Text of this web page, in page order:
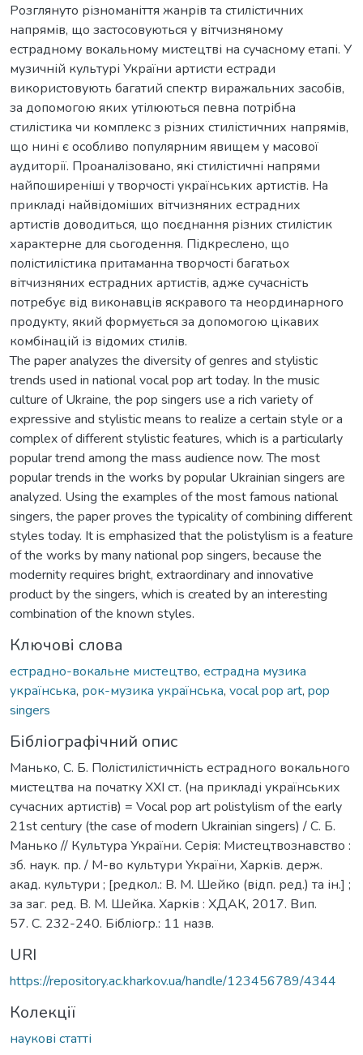
Розглянуто різноманіття жанрів та стилістичних
напрямів, що застосовуються у вітчизняному
естрадному вокальному мистецтві на сучасному етапі. У
музичній культурі України артисти естради
використовують багатий спектр виражальних засобів,
за допомогою яких утілюються певна потрібна
стилістика чи комплекс з різних стилістичних напрямів,
що нині є особливо популярним явищем у масової
аудиторії. Проаналізовано, які стилістичні напрями
найпоширеніші у творчості українських артистів. На
прикладі найвідоміших вітчизняних естрадних
артистів доводиться, що поєднання різних стилістик
характерне для сьогодення. Підкреслено, що
полістилістика притаманна творчості багатьох
вітчизняних естрадних артистів, адже сучасність
потребує від виконавців яскравого та неординарного
продукту, який формується за допомогою цікавих
комбінацій із відомих стилів.
The paper analyzes the diversity of genres and stylistic
trends used in national vocal pop art today. In the music
culture of Ukraine, the pop singers use a rich variety of
expressive and stylistic means to realize a certain style or a
complex of different stylistic features, which is a particularly
popular trend among the mass audience now. The most
popular trends in the works by popular Ukrainian singers are
analyzed. Using the examples of the most famous national
singers, the paper proves the typicality of combining different
styles today. It is emphasized that the polistylism is a feature
of the works by many national pop singers, because the
modernity requires bright, extraordinary and innovative
product by the singers, which is created by an interesting
combination of the known styles.
Ключові слова
естрадно-вокальне мистецтво, естрадна музика
українська, рок-музика українська, vocal pop art, pop
singers
Бібліографічний опис
Манько, С. Б. Полістилістичність естрадного вокального
мистецтва на початку ХХІ ст. (на прикладі українських
сучасних артистів) = Vocal pop art polistylism of the early
21st century (the case of modern Ukrainian singers) / С. Б.
Манько // Культура України. Серія: Мистецтвознавство :
зб. наук. пр. / М-во культури України, Харків. держ.
акад. культури ; [редкол.: В. М. Шейко (відп. ред.) та ін.] ;
за заг. ред. В. М. Шейка. Харків : ХДАК, 2017. Вип.
57. С. 232-240. Бібліогр.: 11 назв.
URI
https://repository.ac.kharkov.ua/handle/123456789/4344
Колекції
наукові статті